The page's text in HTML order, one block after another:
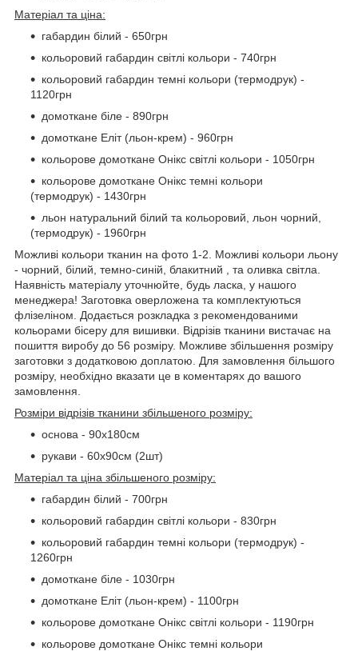
Матеріал та ціна:
габардин білий - 650грн
кольоровий габардин світлі кольори - 740грн
кольоровий габардин темні кольори (термодрук) -
1120грн
домоткане біле - 890грн
домоткане Еліт (льон-крем) - 960грн
кольорове домоткане Онікс світлі кольори - 1050грн
кольорове домоткане Онікс темні кольори
(термодрук) - 1430грн
льон натуральний білий та кольоровий, льон чорний,
(термодрук) - 1960грн
Можливі кольори тканин на фото 1-2. Можливі кольори льону
- чорний, білий, темно-синій, блакитний , та оливка світла.
Наявність матеріалу уточнюйте, будь ласка, у нашого
менеджера! Заготовка оверложена та комплектуються
флізеліном. Додається розкладка з рекомендованими
кольорами бісеру для вишивки. Відрізів тканини вистачає на
пошиття виробу до 56 розміру. Можливе збільшення розміру
заготовки з додатковою доплатою. Для замовлення більшого
розміру, необхідно вказати це в коментарях до вашого
замовлення.
Розміри відрізів тканини збільшеного розміру:
основа - 90х180см
рукави - 60х90см (2шт)
Матеріал та ціна збільшеного розміру:
габардин білий - 700грн
кольоровий габардин світлі кольори - 830грн
кольоровий габардин темні кольори (термодрук) -
1260грн
домоткане біле - 1030грн
домоткане Еліт (льон-крем) - 1100грн
кольорове домоткане Онікс світлі кольори - 1190грн
кольорове домоткане Онікс темні кольори